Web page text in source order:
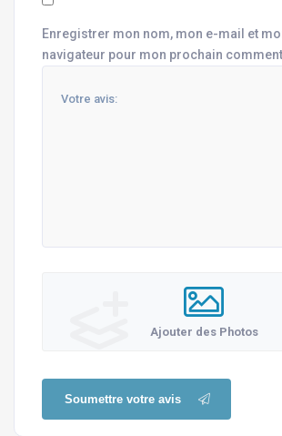
Enregistrer mon nom, mon e-mail et
navigateur pour mon prochain
Ajouter des Photos
Soumettre votre avis